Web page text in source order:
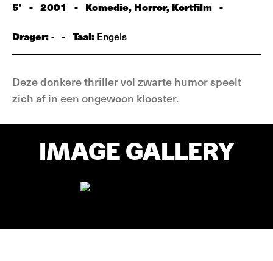
5' - 2001 - Komedie, Horror, Kortfilm -
Drager:- - Taal: Engels
Deze donkere thriller vol zwarte humor speelt
zich af in een ongewoon klooster.
IMAGE GALLERY